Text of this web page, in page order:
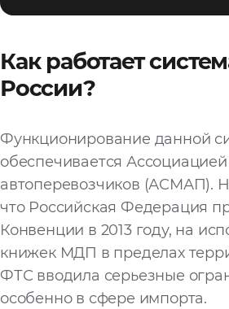
Как работает
России?
Функционирование данной
обеспечивается
автоперевозчиков (АСМАП).
что Российская Федерация
Конвенции в 2013 году, на
книжек МДП в пределах
ФТС вводила серьезные
особенно в сфере импорта.